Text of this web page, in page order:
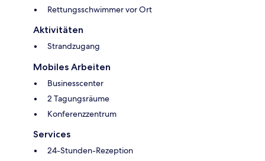
Rettungsschwimmer vor Ort
Aktivitäten
Strandzugang
Mobiles Arbeiten
Businesscenter
2 Tagungsräume
Konferenzzentrum
Services
24-Stunden-Rezeption